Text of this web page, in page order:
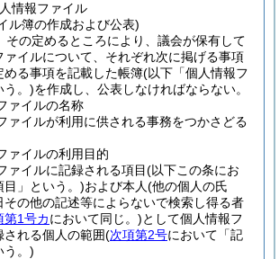
情報ファイル
ル簿の作成および公表)
その定めるところにより、議会が保有して
ァイルについて、それぞれ次に掲げる事項
める事項を記載した帳簿(以下「個人情報フ
う。)を作成し、公表しなければならない。
ァイルの名称
ァイルが利用に供される事務をつかさどる
ァイルの利用目的
ァイルに記録される項目(以下この条にお
目」という。)および本人(他の個人の氏
その他の記述等によらないで検索し得る者
第1号カにおいて同じ。)として個人情報フ
される個人の範囲(次項第2号において「記
う。)